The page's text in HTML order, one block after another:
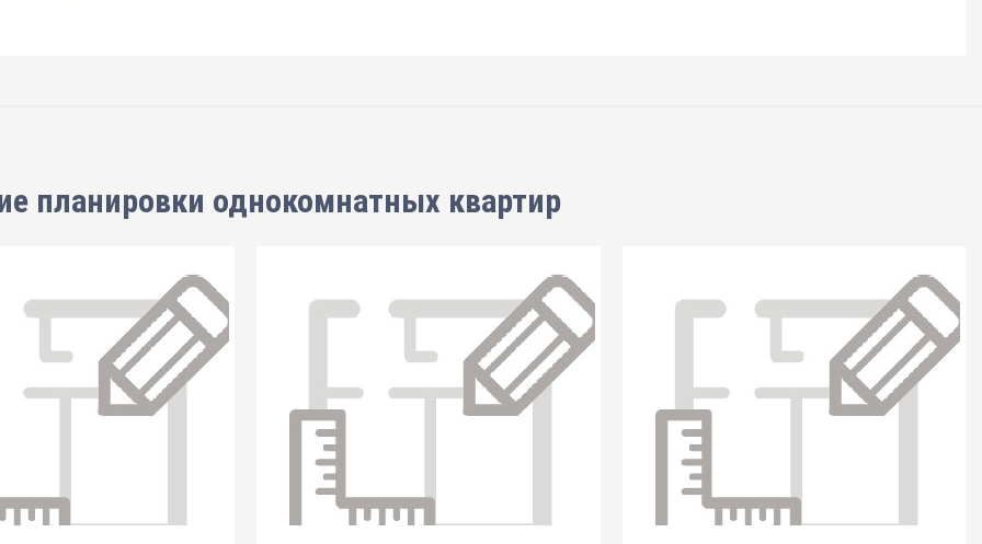
планировки однокомнатных квартир